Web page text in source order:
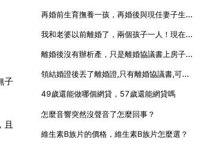
子
且
再婚前生育撫養一孩，再婚後與現任妻子生一孩，現在還可以再生
我和老婆以前離婚了，兩個孩子一人！現在又在一起了，還沒復婚，要是再生個孩子會算超生嗎？懂得回答
離婚後沒有辦析產，只是離婚協議書上房子歸男方，房本兩人名，女方還有產權嗎
領結婚證後丟了離婚證,只有離婚協議書,可辦理準生證嗎
49歲還能做哪個網貸，57歲還能網貸嗎
怎麼音響突然沒聲音了怎麼回事？
維生素B族片的價格，維生素B族片怎麼選？